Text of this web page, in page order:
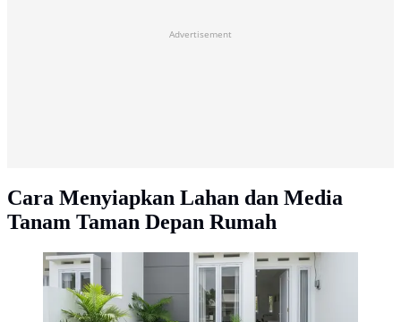
Advertisement
Cara Menyiapkan Lahan dan Media
Tanam Taman Depan Rumah